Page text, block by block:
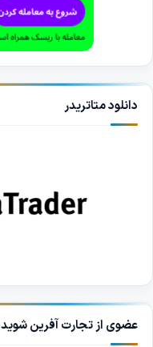
دانلود متاتریدر
عضوی از تجارت آفرین شوید